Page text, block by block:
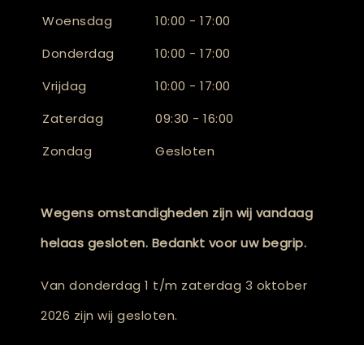
Woensdag
10:00 - 17:00
Donderdag
10:00 - 17:00
Vrijdag
10:00 - 17:00
Zaterdag
09:30 - 16:00
Zondag
Gesloten
Wegens omstandigheden zijn wij vandaag
helaas gesloten. Bedankt voor uw begrip.
Van donderdag 1 t/m zaterdag 3 oktober
2026 zijn wij gesloten.